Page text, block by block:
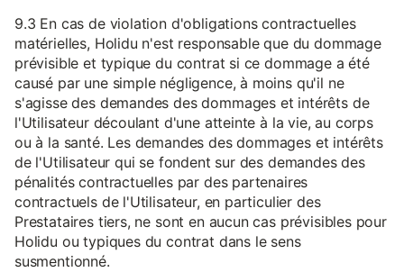
9.3 En cas de violation d'obligations contractuelles
matérielles, Holidu n'est responsable que du dommage
prévisible et typique du contrat si ce dommage a été
causé par une simple négligence, à moins qu'il ne
s'agisse des demandes des dommages et intérêts de
l'Utilisateur découlant d'une atteinte à la vie, au corps
ou à la santé. Les demandes des dommages et intérêts
de l'Utilisateur qui se fondent sur des demandes des
pénalités contractuelles par des partenaires
contractuels de l'Utilisateur, en particulier des
Prestataires tiers, ne sont en aucun cas prévisibles pour
Holidu ou typiques du contrat dans le sens
susmentionné.